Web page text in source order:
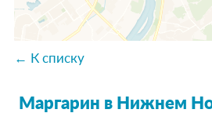
← К списку
Маргарин в Нижнем